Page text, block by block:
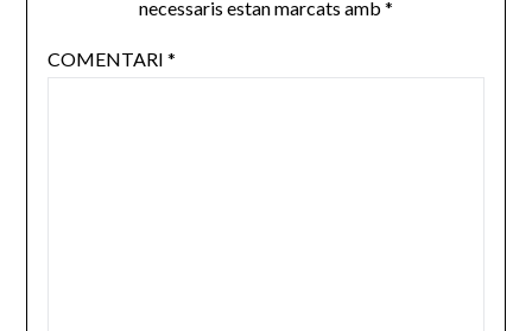
necessaris estan marcats amb *
COMENTARI *